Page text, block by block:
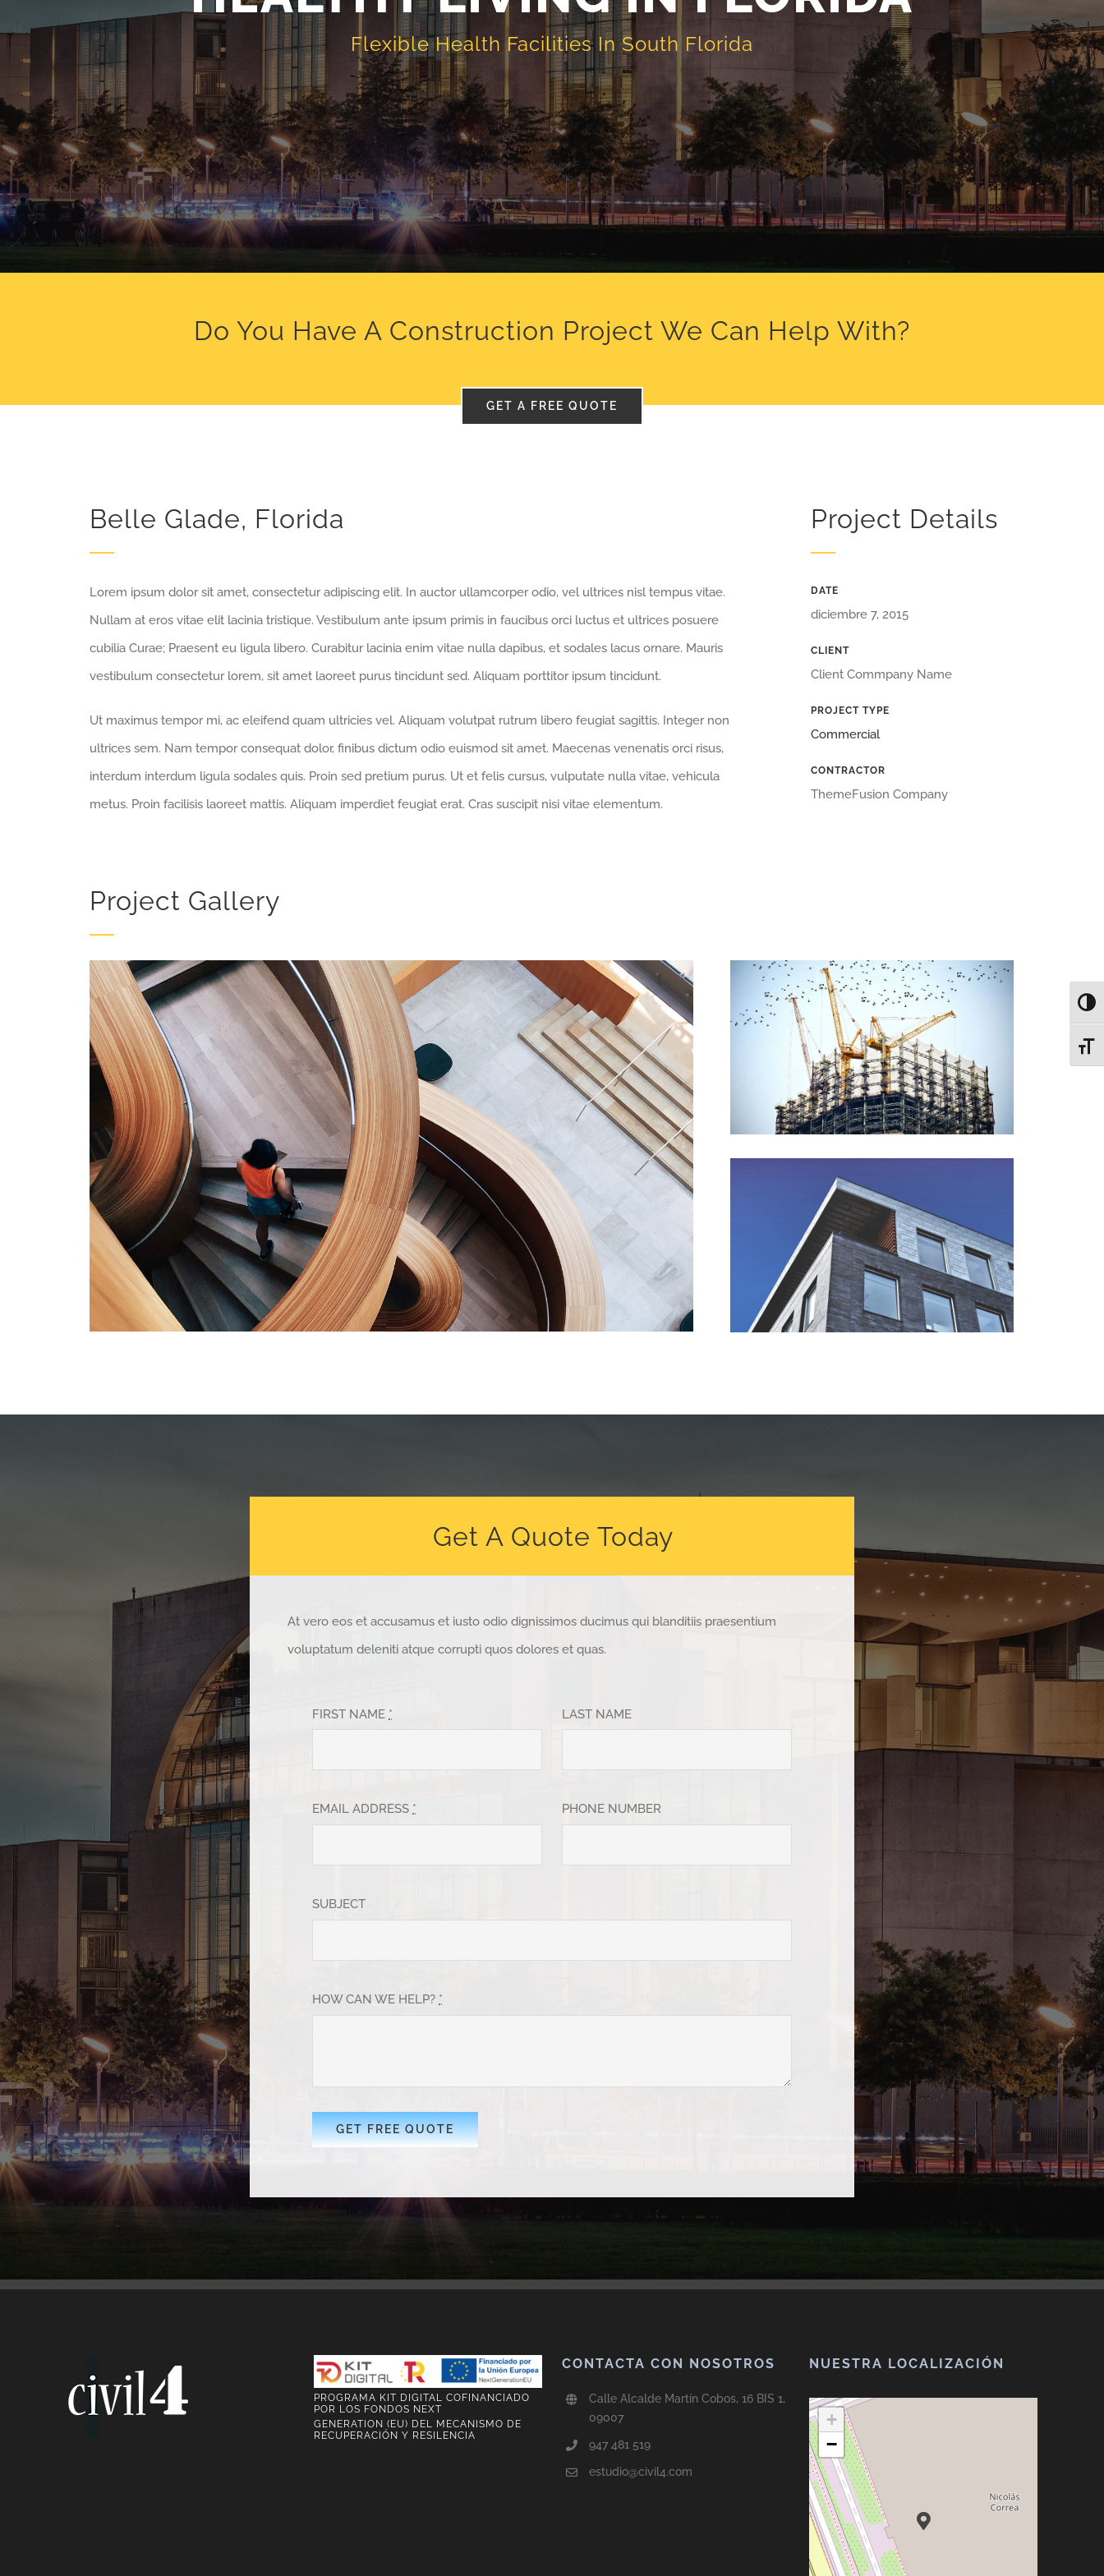
Flexible Health Facilities In South Florida
Do You Have A Construction Project We Can Help With?
GET A FREE QUOTE
Belle Glade, Florida
Lorem ipsum dolor sit amet, consectetur adipiscing elit. In auctor ullamcorper odio, vel ultrices nisl tempus vitae.
Nullam at eros vitae elit lacinia tristique. Vestibulum ante ipsum primis in faucibus orci luctus et ultrices posuere
cubilia Curae; Praesent eu ligula libero. Curabitur lacinia enim vitae nulla dapibus, et sodales lacus ornare. Mauris
vestibulum consectetur lorem, sit amet laoreet purus tincidunt sed. Aliquam porttitor ipsum tincidunt.
Ut maximus tempor mi, ac eleifend quam ultricies vel. Aliquam volutpat rutrum libero feugiat sagittis. Integer non
ultrices sem. Nam tempor consequat dolor, finibus dictum odio euismod sit amet. Maecenas venenatis orci risus,
interdum interdum ligula sodales quis. Proin sed pretium purus. Ut et felis cursus, vulputate nulla vitae, vehicula
metus. Proin facilisis laoreet mattis. Aliquam imperdiet feugiat erat. Cras suscipit nisi vitae elementum.
Project Details
DATE
diciembre 7, 2015
CLIENT
Client Commpany Name
PROJECT TYPE
Commercial
CONTRACTOR
ThemeFusion Company
Project Gallery
Get A Quote Today
At vero eos et accusamus et iusto odio dignissimos ducimus qui blanditiis praesentium
voluptatum deleniti atque corrupti quos dolores et quas.
FIRST NAME *
EMAIL ADDRESS *
LAST NAME
PHONE NUMBER
SUBJECT
HOW CAN WE HELP? *
GET FREE QUOTE
PROGRAMA KIT DIGITAL COFINANCIADO
POR LOS FONDOS NEXT
GENERATION (EU) DEL MECANISMO DE
RECUPERACIÓN Y RESILENCIA
CONTACTA CON NOSOTROS
Calle Alcalde Martín Cobos, 16 BIS 1,
09007
947 481 519
estudio@civil4.com
NUESTRA LOCALIZACIÓN
+
−